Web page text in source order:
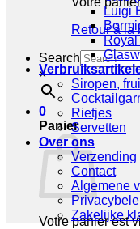
Retour à la
Search
×
0
Panier
Votre panier est
Luigi
Royal
Siropen,
Rietjes
Servetten
Over ons
Verzending
Contact
Algemene
Zakelijke